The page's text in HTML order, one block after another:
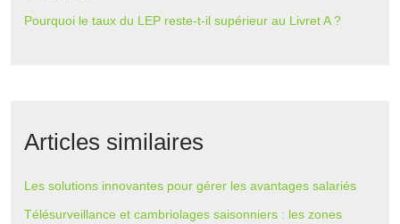
Pourquoi le taux du LEP reste-t-il supérieur au Livret A ?
Articles similaires
Les solutions innovantes pour gérer les avantages salariés
Télésurveillance et cambriolages saisonniers : les zones